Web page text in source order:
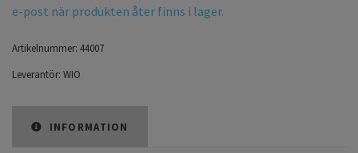
e-post när produkten åter finns i lager.
Artikelnummer: 44007
Leverantör: WIO
INFORMATION